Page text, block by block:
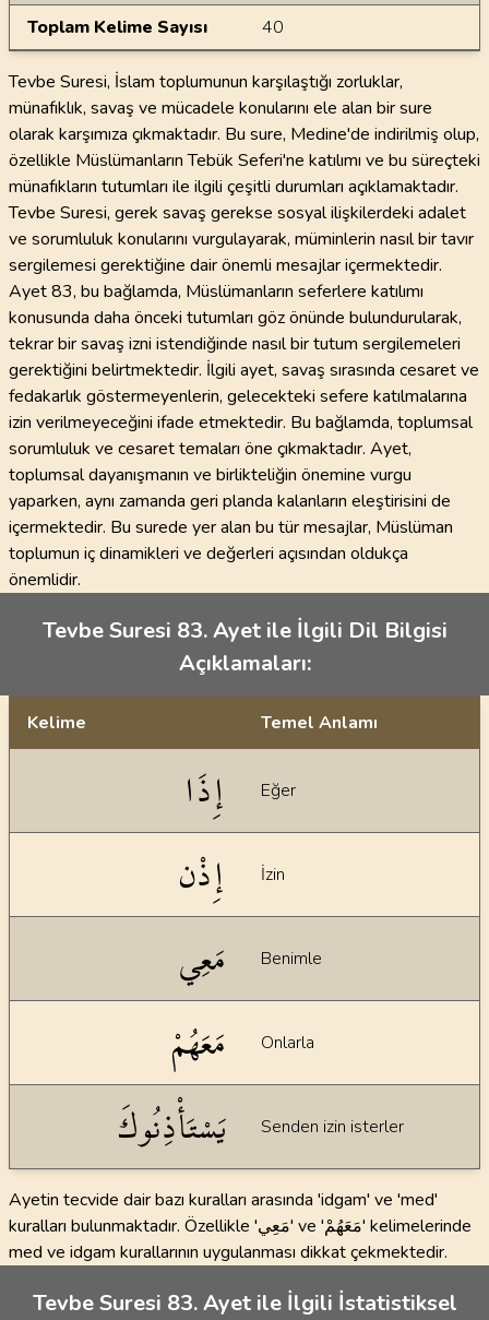
Toplam Kelime Sayısı
40
Tevbe Suresi, İslam toplumunun karşılaştığı zorluklar,
münafıklık, savaş ve mücadele konularını ele alan bir sure
olarak karşımıza çıkmaktadır. Bu sure, Medine'de indirilmiş olup,
özellikle Müslümanların Tebük Seferi'ne katılımı ve bu süreçteki
münafıkların tutumları ile ilgili çeşitli durumları açıklamaktadır.
Tevbe Suresi, gerek savaş gerekse sosyal ilişkilerdeki adalet
ve sorumluluk konularını vurgulayarak, müminlerin nasıl bir tavır
sergilemesi gerektiğine dair önemli mesajlar içermektedir.
Ayet 83, bu bağlamda, Müslümanların seferlere katılımı
konusunda daha önceki tutumları göz önünde bulundurularak,
tekrar bir savaş izni istendiğinde nasıl bir tutum sergilemeleri
gerektiğini belirtmektedir. İlgili ayet, savaş sırasında cesaret ve
fedakarlık göstermeyenlerin, gelecekteki sefere katılmalarına
izin verilmeyeceğini ifade etmektedir. Bu bağlamda, toplumsal
sorumluluk ve cesaret temaları öne çıkmaktadır. Ayet,
toplumsal dayanışmanın ve birlikteliğin önemine vurgu
yaparken, aynı zamanda geri planda kalanların eleştirisini de
içermektedir. Bu surede yer alan bu tür mesajlar, Müslüman
toplumun iç dinamikleri ve değerleri açısından oldukça
önemlidir.
Tevbe Suresi 83. Ayet ile İlgili Dil Bilgisi
Açıklamaları:
Kelime Temel Anlamı
إِذَا Eğer
إِذْن İzin
مَعِي Benimle
مَعَهُمْ Onlarla
يَسْتَأْذِنُوكَ Senden izin isterler
Ayetin tecvide dair bazı kuralları arasında 'idgam' ve 'med'
kuralları bulunmaktadır. Özellikle 'مَعِي' ve 'مَعَهُمْ' kelimelerinde
med ve idgam kurallarının uygulanması dikkat çekmektedir.
Tevbe Suresi 83. Ayet ile İlgili İstatistiksel